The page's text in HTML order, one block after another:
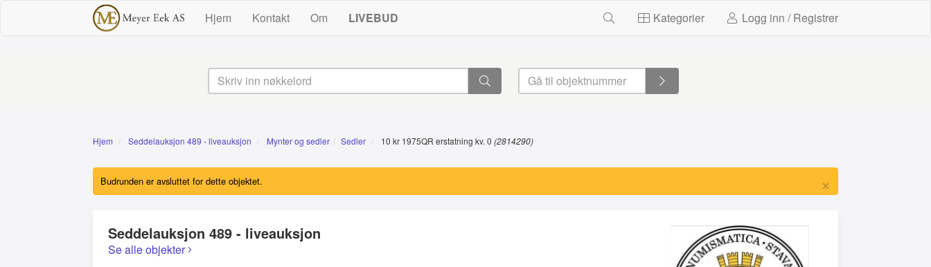
Hjem Kontakt Om LIVEBUD Kategorier Logg inn / Registrer
Hjem Seddelauksjon 489 - liveauksjon Mynter og sedler Sedler 10 kr 1975QR erstatning kv. 0 (2814290)
×
Budrunden er avsluttet for dette objektet.
Seddelauksjon 489 - liveauksjon
Se alle objekter